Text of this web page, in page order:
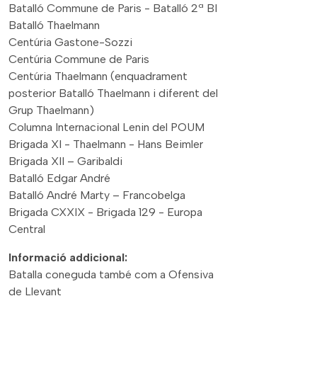
Batalló Commune de Paris - Batalló 2ª BI
Batalló Thaelmann
Centúria Gastone-Sozzi
Centúria Commune de Paris
Centúria Thaelmann (enquadrament
posterior Batalló Thaelmann i diferent del
Grup Thaelmann)
Columna Internacional Lenin del POUM
Brigada XI - Thaelmann - Hans Beimler
Brigada XII – Garibaldi
Batalló Edgar André
Batalló André Marty – Francobelga
Brigada CXXIX - Brigada 129 - Europa
Central
Informació addicional:
Batalla coneguda també com a Ofensiva
de Llevant